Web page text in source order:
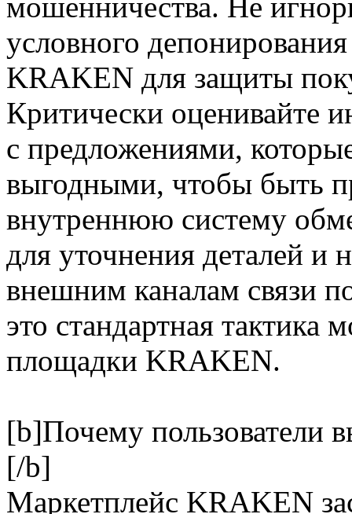
условного
KRAKEN для защиты
Критически оценивайте
с предложениями,
выгодными, чтобы быть
внутреннюю систему
для уточнения деталей и
внешним каналам связи
это стандартная
площадки KRAKEN.
[b]Почему пользователи
[/b]
Маркетплейс KRAKEN